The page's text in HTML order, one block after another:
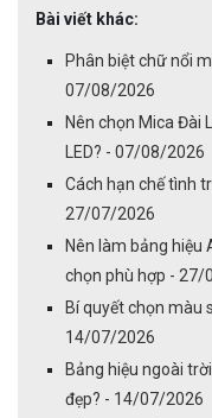
Bài viết khác:
Phân biệt chữ nổi
07/08/2026
Nên chọn Mica Đài
LED? - 07/08/2026
Cách hạn chế tình
27/07/2026
Nên làm bảng hiệu
chọn phù hợp - 27/
Bí quyết chọn màu
14/07/2026
Bảng hiệu ngoài
đẹp? - 14/07/2026